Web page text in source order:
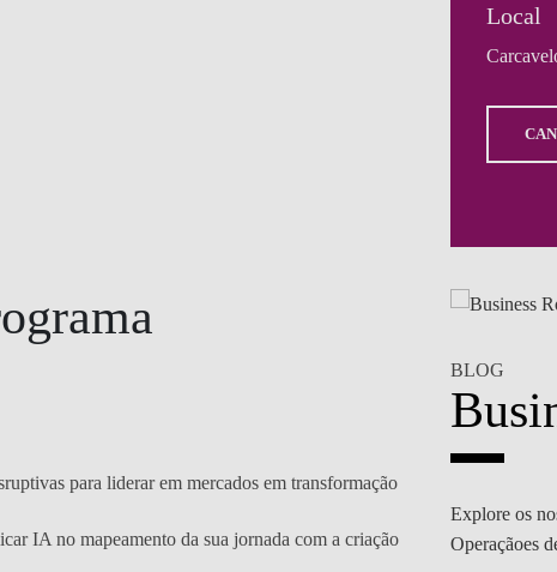
Local
para liderar em mercados em transformação
IA no mapeamento da sua jornada com a criação
BLOG
Explore os
Operaçãoes